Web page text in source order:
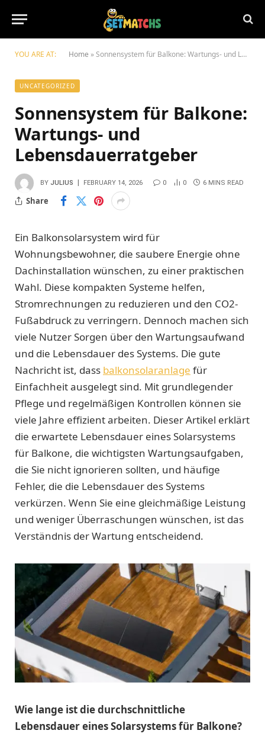
YOU ARE AT: Home »Sonnensystem für Balkone: Wartungs- und Lebensdauerratgeber
UNCATEGORIZED
Sonnensystem für Balkone:
Wartungs- und
Lebensdauerratgeber
BY JULIUS FEBRUARY 14, 2026 0 0 6 MINS READ
Share
Ein Balkonsolarsystem wird für
Wohnungsbewohner, die saubere Energie ohne
Dachinstallation wünschen, zu einer praktischen
Wahl. Diese kompakten Systeme helfen,
Stromrechnungen zu reduzieren und den CO2-
Fußabdruck zu verringern. Dennoch machen sich
viele Nutzer Sorgen über den Wartungsaufwand
und die Lebensdauer des Systems. Die gute
Nachricht ist, dass balkonsolaranlage für
Einfachheit ausgelegt sind. Mit grundlegender
Pflege und regelmäßigen Kontrollen können sie
viele Jahre effizient arbeiten. Dieser Artikel erklärt
die erwartete Lebensdauer eines Solarsystems
für Balkone, die wichtigsten Wartungsaufgaben,
die Sie nicht ignorieren sollten, und häufige
Fehler, die die Lebensdauer des Systems
verkürzen. Wenn Sie eine gleichmäßige Leistung
und weniger Überraschungen wünschen, ist das
Verständnis der Wartung entscheidend.
Wie lange ist die durchschnittliche
Lebensdauer eines Solarsystems für Balkone?